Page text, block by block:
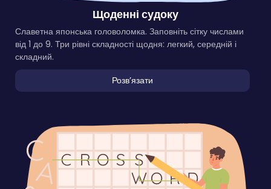
Щоденні судоку
Славетна японська головоломка. Заповніть сітку числами
від 1 до 9. Три рівні складності щодня: легкий, середній і
складний.
Розвʼязати